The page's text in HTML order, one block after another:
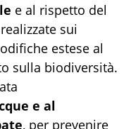
e al rispetto del
sui
estese al
sulla biodiversità.
e al
, per prevenire